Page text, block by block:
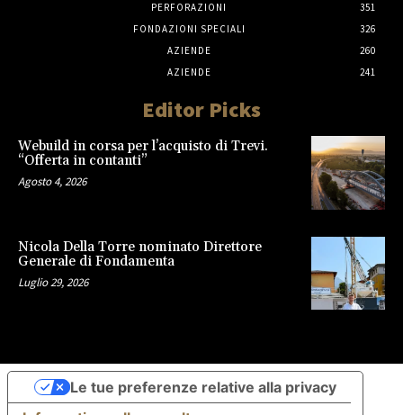
PERFORAZIONI
351
FONDAZIONI SPECIALI
326
AZIENDE
260
AZIENDE
241
Editor Picks
Webuild in corsa per l’acquisto di Trevi.
“Offerta in contanti”
Agosto 4, 2026
Nicola Della Torre nominato Direttore
Generale di Fondamenta
Luglio 29, 2026
Le tue preferenze relative alla privacy